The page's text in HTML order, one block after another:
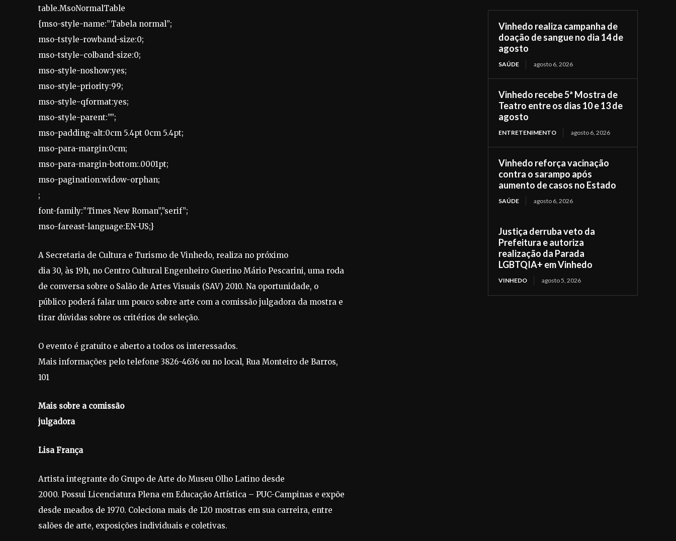
table.MsoNormalTable
{mso-style-name:”Tabela normal”;
mso-tstyle-rowband-size:0;
mso-tstyle-colband-size:0;
mso-style-noshow:yes;
mso-style-priority:99;
mso-style-qformat:yes;
mso-style-parent:””;
mso-padding-alt:0cm 5.4pt 0cm 5.4pt;
mso-para-margin:0cm;
mso-para-margin-bottom:.0001pt;
mso-pagination:widow-orphan;
;
font-family:”Times New Roman”,”serif”;
mso-fareast-language:EN-US;}
A Secretaria de Cultura e Turismo de Vinhedo, realiza no próximo
dia 30, às 19h, no Centro Cultural Engenheiro Guerino Mário Pescarini, uma roda
de conversa sobre o Salão de Artes Visuais (SAV) 2010. Na oportunidade, o
público poderá falar um pouco sobre arte com a comissão julgadora da mostra e
tirar dúvidas sobre os critérios de seleção.
O evento é gratuito e aberto a todos os interessados.
Mais informações pelo telefone 3826-4636 ou no local, Rua Monteiro de Barros,
101
Mais sobre a comissão
julgadora
Lisa França
Artista integrante do Grupo de Arte do Museu Olho Latino desde
2000. Possui Licenciatura Plena em Educação Artística – PUC-Campinas e expõe
desde meados de 1970. Coleciona mais de 120 mostras em sua carreira, entre
salões de arte, exposições individuais e coletivas.
Vinhedo realiza campanha de
doação de sangue no dia 14 de
agosto
SAÚDE agosto 6, 2026
Vinhedo recebe 5ª Mostra de
Teatro entre os dias 10 e 13 de
agosto
ENTRETENIMENTO agosto 6, 2026
Vinhedo reforça vacinação
contra o sarampo após
aumento de casos no Estado
SAÚDE agosto 6, 2026
Justiça derruba veto da
Prefeitura e autoriza
realização da Parada
LGBTQIA+ em Vinhedo
VINHEDO agosto 5, 2026